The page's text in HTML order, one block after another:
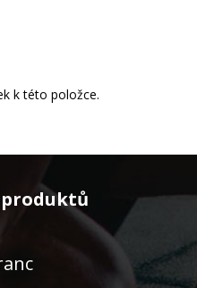
k této položce.
5 z 5 hvězdiček.